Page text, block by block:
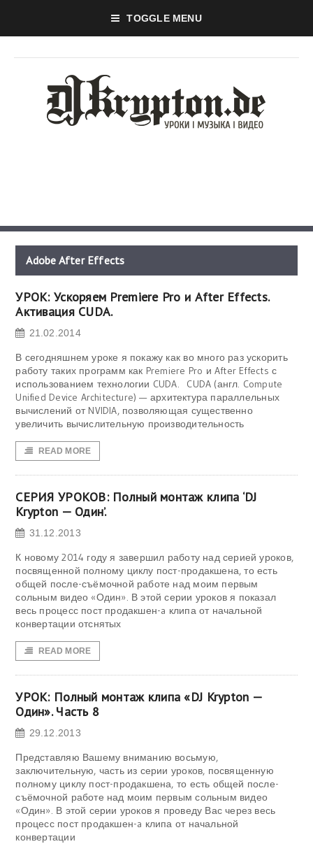
TOGGLE MENU
Adobe After Effects
УРОК: Ускоряем Premiere Pro и After Effects.
Активация CUDA.
21.02.2014
В сегодняшнем уроке я покажу как во много раз ускорить
работу таких программ как Premiere Pro и After Effects с
использованием технологии CUDA. CUDA (англ. Compute
Unified Device Architecture) — архитектура параллельных
вычислений от NVIDIA, позволяющая существенно
увеличить вычислительную производительность
READ MORE
СЕРИЯ УРОКОВ: Полный монтаж клипа ‘DJ
Krypton — Один’.
31.12.2013
К новому 2014 году я завершил работу над серией уроков,
посвященной полному циклу пост-продакшена, то есть
общей после-съёмочной работе над моим первым
сольным видео «Один». В этой серии уроков я показал
весь процесс пост продакшен-a клипа от начальной
конвертации отснятых
READ MORE
УРОК: Полный монтаж клипа «DJ Krypton —
Один». Часть 8
29.12.2013
Представляю Вашему вниманию восьмую,
заключительную, часть из серии уроков, посвященную
полному циклу пост-продакшена, то есть общей после-
съёмочной работе над моим первым сольным видео
«Один». В этой серии уроков я проведу Вас через весь
процесс пост продакшен-a клипа от начальной
конвертации